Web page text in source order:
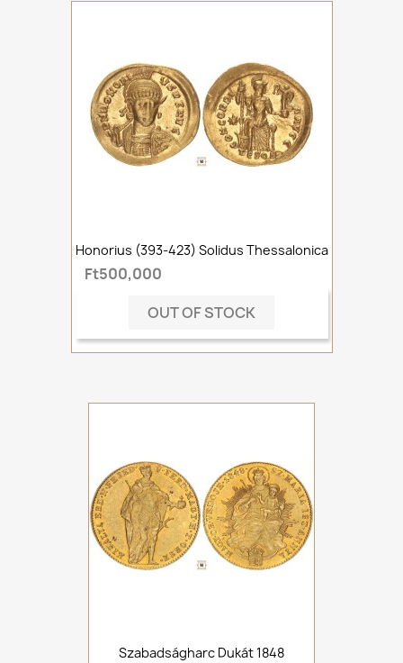
Honorius (393-423) Solidus Thessalonica
Ft500,000
OUT OF STOCK
Szabadságharc Dukát 1848